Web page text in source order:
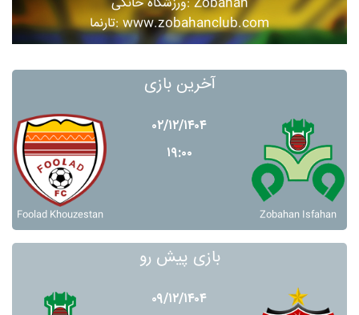
تارنما: www.zobahanclub.com
آخرین بازی
Foolad Khouzestan
۰۲/۱۲/۱۴۰۴
۱۹:۰۰
Zobahan Isfahan
بازی پیش رو
۰۹/۱۲/۱۴۰۴